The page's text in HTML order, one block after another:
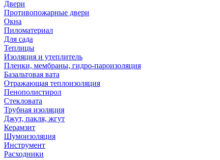
Двери
Противопожарные двери
Окна
Пиломатериал
Для сада
Теплицы
Изоляция и утеплитель
Пленки, мембраны, гидро-пароизоляция
Базальтовая вата
Отражающая теплоизоляция
Пенополистирол
Стекловата
Трубная изоляция
Джут, пакля, жгут
Керамзит
Шумоизоляция
Инструмент
Расходники